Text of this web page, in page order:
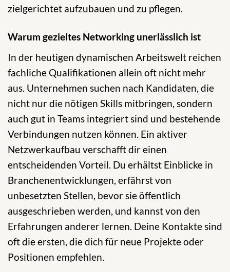
zielgerichtet aufzubauen und zu pflegen.
Warum gezieltes Networking unerlässlich ist
In der heutigen dynamischen Arbeitswelt reichen
fachliche Qualifikationen allein oft nicht mehr
aus. Unternehmen suchen nach Kandidaten, die
nicht nur die nötigen Skills mitbringen, sondern
auch gut in Teams integriert sind und bestehende
Verbindungen nutzen können. Ein aktiver
Netzwerkaufbau verschafft dir einen
entscheidenden Vorteil. Du erhältst Einblicke in
Branchenentwicklungen, erfährst von
unbesetzten Stellen, bevor sie öffentlich
ausgeschrieben werden, und kannst von den
Erfahrungen anderer lernen. Deine Kontakte sind
oft die ersten, die dich für neue Projekte oder
Positionen empfehlen.